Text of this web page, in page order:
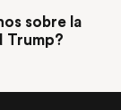
sobre la
Trump?